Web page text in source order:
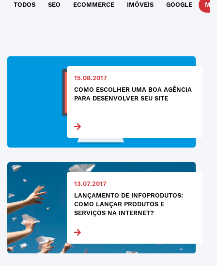
TODOS SEO ECOMMERCE IMÓVEIS GOOGLE
15.08.2017
COMO ESCOLHER UMA BOA AGÊNCIA
PARA DESENVOLVER SEU SITE
13.07.2017
LANÇAMENTO DE INFOPRODUTOS:
COMO LANÇAR PRODUTOS E
SERVIÇOS NA INTERNET?